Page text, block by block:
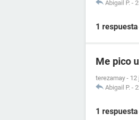
Abigail P. -
1 respuesta
Me pico
terezamay - 12
Abigail P. -
1 respuesta